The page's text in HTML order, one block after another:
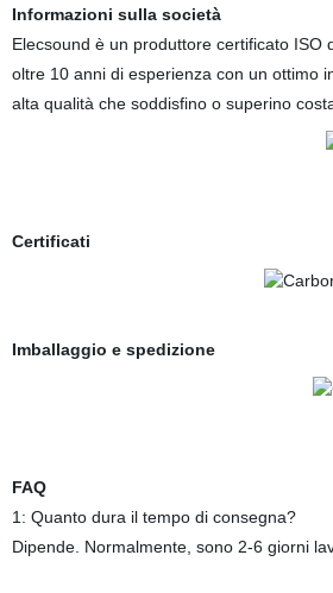
Informazioni sulla società
Elecsound è un produttore certificato
oltre 10 anni di esperienza con un ottimo
alta qualità che soddisfino o superino
Certificati
Imballaggio e spedizione
FAQ
1: Quanto dura il tempo di consegna?
Dipende. Normalmente, sono 2-6 giorni